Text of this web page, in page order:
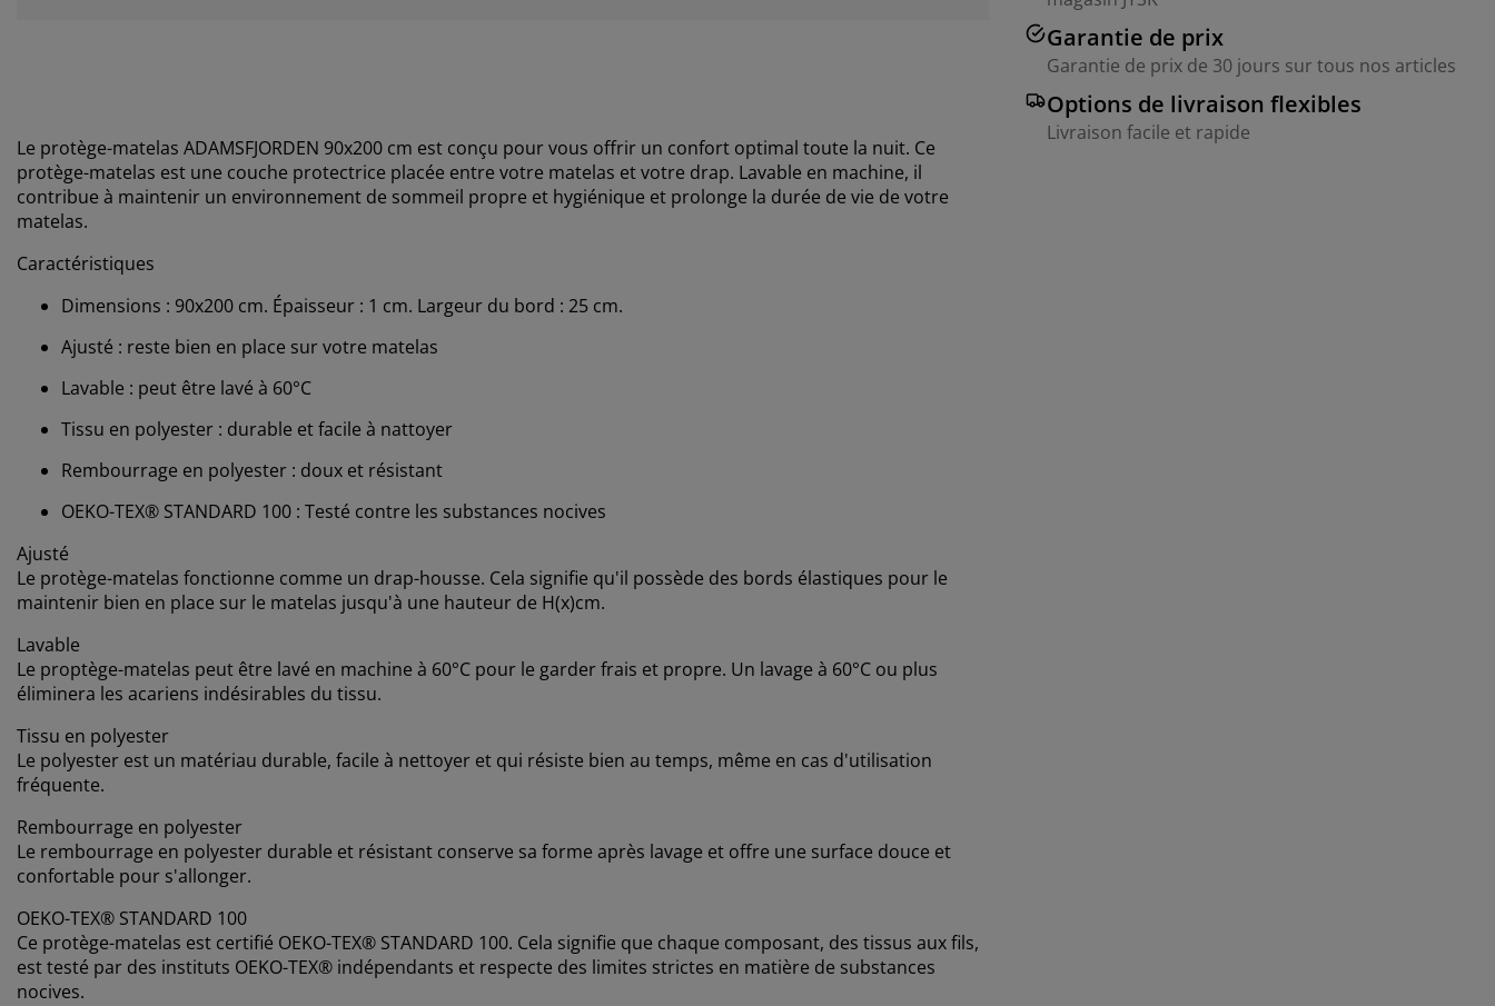
Garantie de prix
Garantie de prix de 30 jours sur tous nos articles
Options de livraison flexibles
Livraison facile et rapide
Le protège-matelas ADAMSFJORDEN 90x200 cm est conçu pour vous offrir un confort optimal toute la nuit. Ce
protège-matelas est une couche protectrice placée entre votre matelas et votre drap. Lavable en machine, il
contribue à maintenir un environnement de sommeil propre et hygiénique et prolonge la durée de vie de votre
matelas.
Caractéristiques
Dimensions : 90x200 cm. Épaisseur : 1 cm. Largeur du bord : 25 cm.
Ajusté : reste bien en place sur votre matelas
Lavable : peut être lavé à 60°C
Tissu en polyester : durable et facile à nattoyer
Rembourrage en polyester : doux et résistant
OEKO-TEX® STANDARD 100 : Testé contre les substances nocives
Ajusté
Le protège-matelas fonctionne comme un drap-housse. Cela signifie qu'il possède des bords élastiques pour le
maintenir bien en place sur le matelas jusqu'à une hauteur de H(x)cm.
Lavable
Le proptège-matelas peut être lavé en machine à 60°C pour le garder frais et propre. Un lavage à 60°C ou plus
éliminera les acariens indésirables du tissu.
Tissu en polyester
Le polyester est un matériau durable, facile à nettoyer et qui résiste bien au temps, même en cas d'utilisation
fréquente.
Rembourrage en polyester
Le rembourrage en polyester durable et résistant conserve sa forme après lavage et offre une surface douce et
confortable pour s'allonger.
OEKO-TEX® STANDARD 100
Ce protège-matelas est certifié OEKO-TEX® STANDARD 100. Cela signifie que chaque composant, des tissus aux fils,
est testé par des instituts OEKO-TEX® indépendants et respecte des limites strictes en matière de substances
nocives.